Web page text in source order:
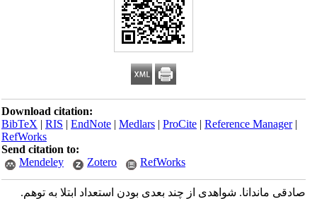
Download citation:
BibTeX|RIS|EndNote|Medlars|ProCite|Reference Manager
RefWorks
Send citation to:
Mendeley
Zotero RefWorks
صادقی ماندانا. شواهدی از چند بعدی بودن استعداد ابتلا به توهم.